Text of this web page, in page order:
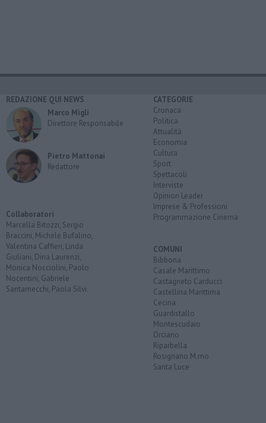
REDAZIONE QUI NEWS
Marco Migli
Direttore Responsabile
Pietro Mattonai
Redattore
Collaboratori
Marcella Bitozzi, Sergio
Braccini, Michele Bufalino,
Valentina Caffieri, Linda
Giuliani, Dina Laurenzi,
Monica Nocciolini, Paolo
Nocentini, Gabriele
Santarnecchi, Paola Silvi.
CATEGORIE
Cronaca
Politica
Attualità
Economia
Cultura
Sport
Spettacoli
Interviste
Opinion Leader
Imprese & Professioni
Programmazione Cinema
COMUNI
Bibbona
Casale Marittimo
Castagneto Carducci
Castellina Marittima
Cecina
Guardistallo
Montescudaio
Orciano
Riparbella
Rosignano M.mo
Santa Luce